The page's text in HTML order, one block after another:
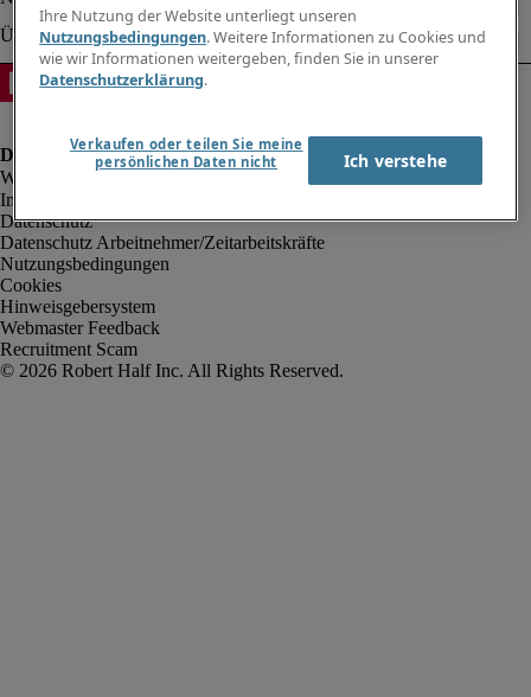
Impressum
Datenschutz
Datenschutz Arbeitnehmer/Zeitarbeitskräfte
Nutzungsbedingungen
Cookies
Hinweisgebersystem
Webmaster Feedback
Recruitment Scam
Ihre Nutzung der Website unterliegt unseren
Nutzungsbedingungen. Weitere Informationen zu Cookies und
wie wir Informationen weitergeben, finden Sie in unserer
Datenschutzerklärung.
Verkaufen oder teilen Sie meine
persönlichen Daten nicht
Ich verstehe